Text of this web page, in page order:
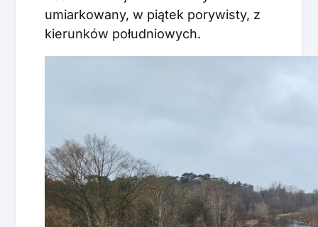
umiarkowany, w piątek porywisty, z
kierunków południowych.